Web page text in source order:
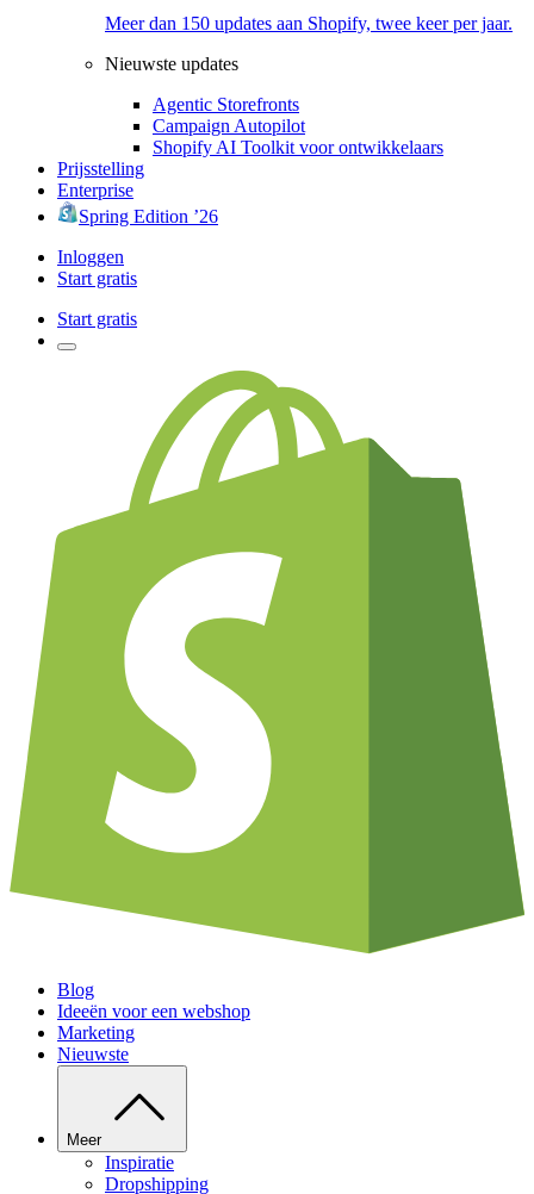
Meer dan 150 updates aan Shopify, twee keer per jaar.
Nieuwste updates
Agentic Storefronts
Campaign Autopilot
Shopify AI Toolkit voor ontwikkelaars
Prijsstelling
Enterprise
Spring Edition ’26
Inloggen
Start gratis
Start gratis
Blog
Ideeën voor een webshop
Marketing
Nieuwste
Meer
Inspiratie
Dropshipping